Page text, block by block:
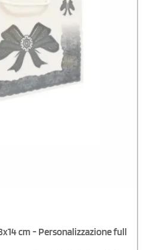
cm - Personalizzazione full